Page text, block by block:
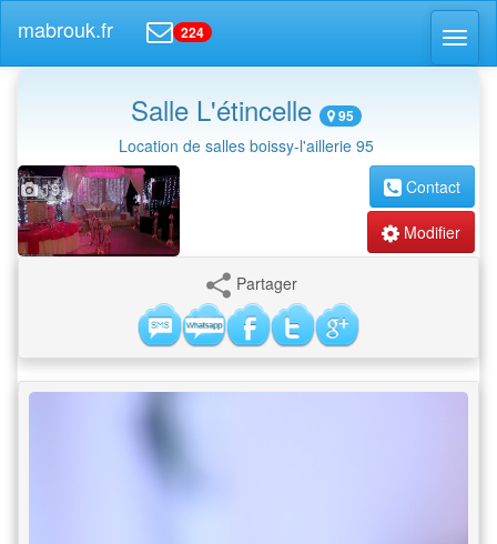
mabrouk.fr 224
Salle L'étincelle 95
Location de salles boissy-l'aillerie 95
19
Contact
Modifier
Partager